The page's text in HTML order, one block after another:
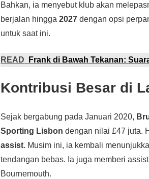
Bahkan, ia menyebut klub akan
berjalan hingga2027 dengan opsi
untuk saat ini.
READ Frank di Bawah Tekanan:
Kontribusi Besar di
Sejak bergabung pada Januari 2020,
Sporting Lisbon dengan nilai £47 juta.
assist. Musim ini, ia kembali
tendangan bebas. Ia juga memberi
Bournemouth.